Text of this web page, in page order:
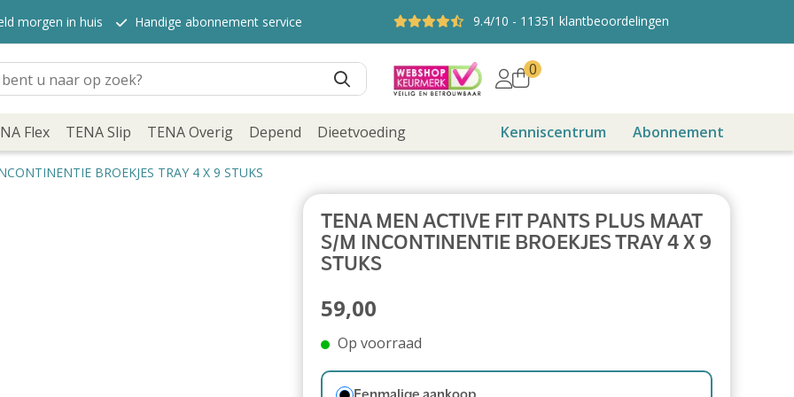
morgen in huis Handige abonnement service 9.4/10 - 11351 klantbeoordelingen
0
Flex TENA Slip TENA Overig Depend Dieetvoeding Kenniscentrum Abonnement
BROEKJES TRAY 4 X 9 STUKS
TENA MEN ACTIVE FIT PANTS PLUS MAAT
S/M INCONTINENTIE BROEKJES TRAY 4 X 9
STUKS
59,00
Op voorraad